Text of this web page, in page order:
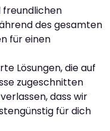
freundlichen
des gesamten
für einen
Lösungen, die auf
zugeschnitten
dass wir
für dich